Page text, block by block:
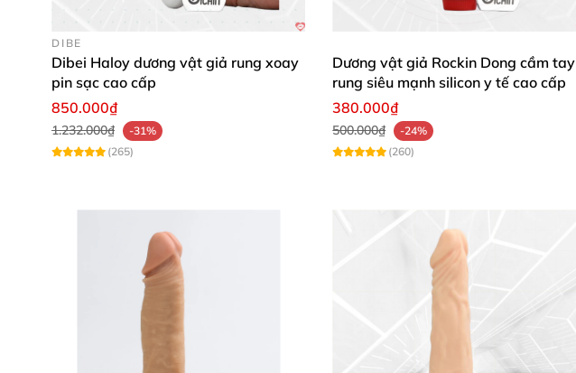
DIBE
Dibei Haloy dương vật giả rung xoay
pin sạc cao cấp
850.000₫
1.232.000₫
-31%
(265)
Dương vật giả Rockin Dong cầm tay
rung siêu mạnh silicon y tế cao cấp
380.000₫
500.000₫
-24%
(260)